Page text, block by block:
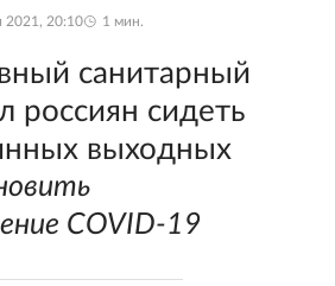
2021, 20:10 1 мин.
санитарный
россиян сидеть
выходных
COVID-19